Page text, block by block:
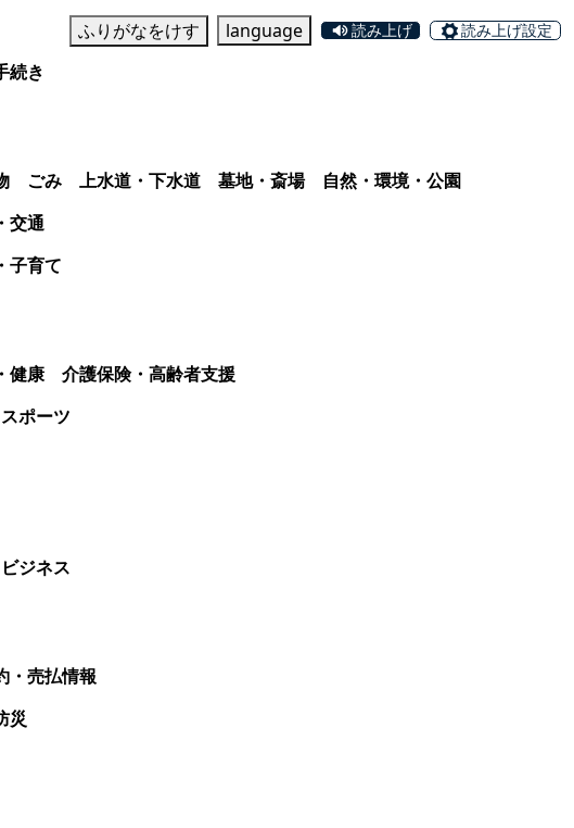
ふりがなをけす language 読み上げ 読み上げ設定
続き
ごみ 上水道・下水道 墓地・斎場
自然・環境・公園
交通
子育て
健康
介護保険・高齢者支援
ポーツ
ジネス
・売払情報
災